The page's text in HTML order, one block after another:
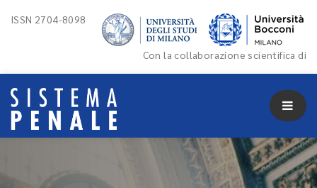
ISSN 2704-8098
Con la collaborazione scientifica di